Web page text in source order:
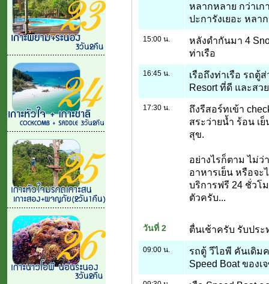
หลากหลาย กว่าเ
ปะการังเยอะ หลา
15:00 น.
หลังดำกันมา 4
ท่าเรือ
16:45 น.
เรือถึงท่าเรือ รถ
Resort ที่ดี และสว
17:30 น.
ถึงรีสอร์ทเข้า
สระว่ายน้ำ ร้อน เ
สุข.
อย่างไรก็ตาม ไม่
อาหารเย็น หรือจ
บริการฟรี 24 ชั่วโ
ตัวครับ...
วันที่ 2 ตื่นเช้าครับ รับปร
09:00 น.
รถตู้ วีไอพี คันเดิม
Speed Boat ของเ